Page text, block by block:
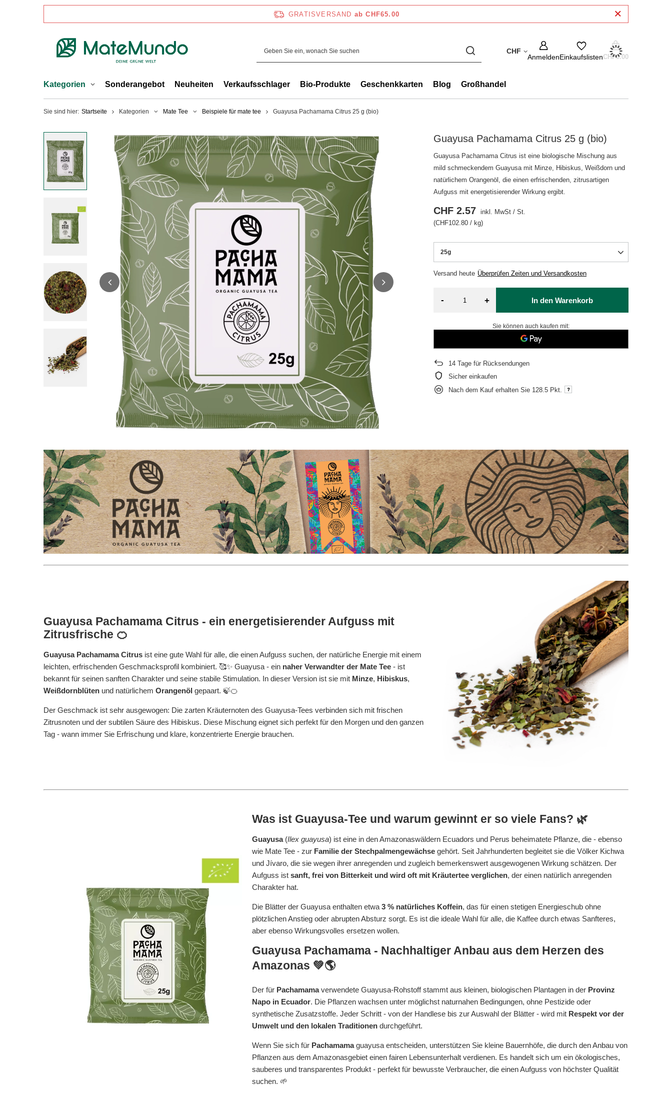
GRATISVERSAND ab CHF65.00
CHF
AnmeldenEinkaufslistenCHF0.00
Kategorien Sonderangebot Neuheiten Verkaufsschlager Bio-Produkte Geschenkkarten Blog Großhandel
Sie sind hier: Startseite Kategorien Mate Tee Beispiele für mate tee Guayusa Pachamama Citrus 25 g (bio)
Guayusa Pachamama Citrus 25 g (bio)
Guayusa Pachamama Citrus ist eine biologische Mischung aus
mild schmeckendem Guayusa mit Minze, Hibiskus, Weißdorn und
natürlichem Orangenöl, die einen erfrischenden, zitrusartigen
Aufguss mit energetisierender Wirkung ergibt.
25g
Versand heute Überprüfen Zeiten und Versandkosten
CHF 2.57 inkl. MwSt /St.
(CHF102.80 / kg)
- + In den Warenkorb
Sie können auch kaufen mit:
14 Tage für Rücksendungen
Sicher einkaufen
Nach dem Kauf erhalten Sie 128.5 Pkt.
Guayusa Pachamama Citrus - ein energetisierender Aufguss mit
Zitrusfrische 🍊
Guayusa Pachamama Citrus ist eine gute Wahl für alle, die einen Aufguss suchen, der natürliche Energie mit einem
leichten, erfrischenden Geschmacksprofil kombiniert. 🥰✨ Guayusa - ein naher Verwandter der Mate Tee - ist
bekannt für seinen sanften Charakter und seine stabile Stimulation. In dieser Version ist sie mit Minze, Hibiskus,
Weißdornblüten und natürlichem Orangenöl gepaart. 🍃🍊
Der Geschmack ist sehr ausgewogen: Die zarten Kräuternoten des Guayusa-Tees verbinden sich mit frischen
Zitrusnoten und der subtilen Säure des Hibiskus. Diese Mischung eignet sich perfekt für den Morgen und den ganzen
Tag - wann immer Sie Erfrischung und klare, konzentrierte Energie brauchen.
Was ist Guayusa-Tee und warum gewinnt er so viele Fans? 🌿
Guayusa(Ilex guayusa) ist eine in den Amazonaswäldern Ecuadors und Perus beheimatete Pflanze, die - ebenso
wie Mate Tee - zur Familie der Stechpalmengewächsegehört. Seit Jahrhunderten begleitet sie die Völker Kichwa
und Jívaro, die sie wegen ihrer anregenden und zugleich bemerkenswert ausgewogenen Wirkung schätzen. Der
Aufguss ist sanft, frei von Bitterkeit und wird oft mit Kräutertee verglichen, der einen natürlich anregenden
Charakter hat.
Die Blätter der Guayusa enthalten etwa 3 % natürliches Koffein, das für einen stetigen Energieschub ohne
plötzlichen Anstieg oder abrupten Absturz sorgt. Es ist die ideale Wahl für alle, die Kaffee durch etwas Sanfteres,
aber ebenso Wirkungsvolles ersetzen wollen.
Guayusa Pachamama- Nachhaltiger Anbau aus dem Herzen des
Amazonas 💚🌎
Der für Pachamamaverwendete Guayusa-Rohstoff stammt aus kleinen, biologischen Plantagen in der Provinz
Napo in Ecuador. Die Pflanzen wachsen unter möglichst naturnahen Bedingungen, ohne Pestizide oder
synthetische Zusatzstoffe. Jeder Schritt - von der Handlese bis zur Auswahl der Blätter - wird mit Respekt vor der
Umwelt und den lokalen Traditionendurchgeführt.
Wenn Sie sich für Pachamamaguayusa entscheiden, unterstützen Sie kleine Bauernhöfe, die durch den Anbau von
Pflanzen aus dem Amazonasgebiet einen fairen Lebensunterhalt verdienen. Es handelt sich um ein ökologisches,
sauberes und transparentes Produkt - perfekt für bewusste Verbraucher, die einen Aufguss von höchster Qualität
suchen. 🌱